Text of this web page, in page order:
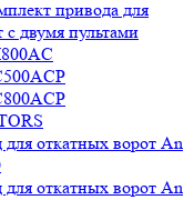
привода для
с двумя пультами
откатных ворот An
откатных ворот An